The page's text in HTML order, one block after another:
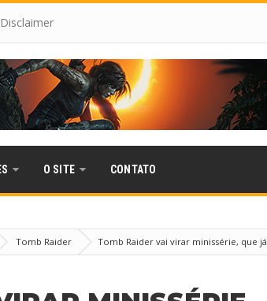
Disclaimer
O SITE CONTATO
Tomb Raider
Tomb Raider vai virar minissérie, que já